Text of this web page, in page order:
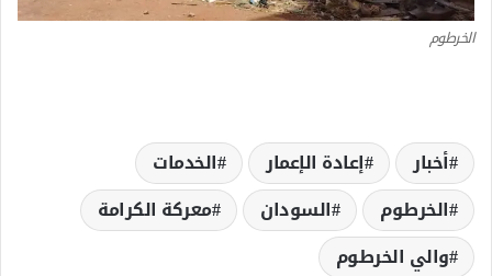
الخرطوم
أخبار إعادة الإعمار
الخدمات
الخرطوم
السودان
معركة الكرامة
والي الخرطوم